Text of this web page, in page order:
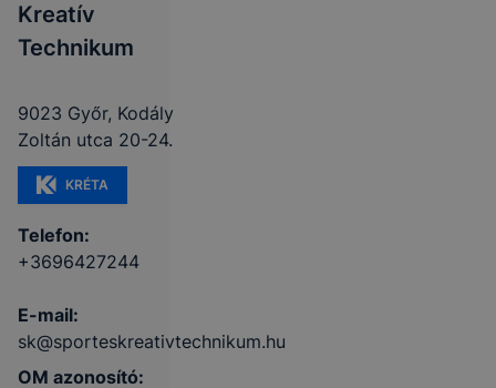
Kreatív
Technikum
9023 Győr, Kodály
Zoltán utca 20-24.
KRÉTA
Telefon:
+3696427244
E-mail:
sk@sporteskreativtechnikum.hu
OM azonosító: